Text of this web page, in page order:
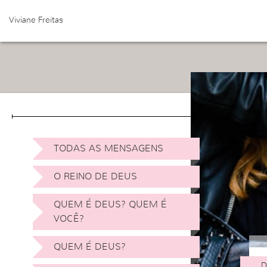
Viviane Freitas
TODAS AS MENSAGENS
O REINO DE DEUS
QUEM É DEUS? QUEM É
VOCÊ?
QUEM É DEUS?